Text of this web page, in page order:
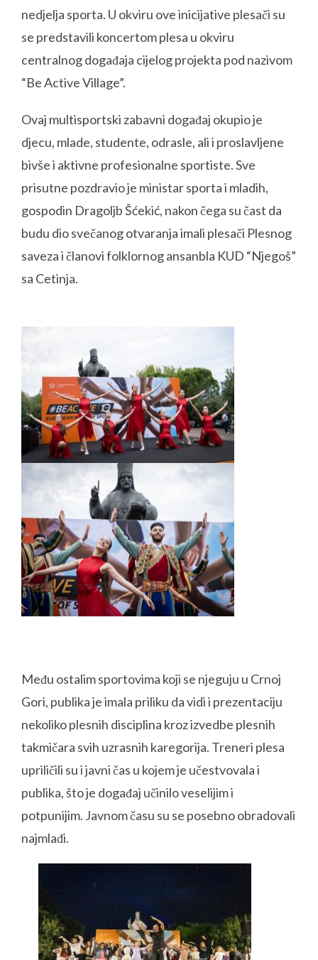
nedjelja sporta. U okviru ove inicijative plesači su
se predstavili koncertom plesa u okviru
centralnog događaja cijelog projekta pod nazivom
“Be Active Village”.
Ovaj multisportski zabavni događaj okupio je
djecu, mlade, studente, odrasle, ali i proslavljene
bivše i aktivne profesionalne sportiste. Sve
prisutne pozdravio je ministar sporta i mladih,
gospodin Dragoljb Šćekić, nakon čega su čast da
budu dio svečanog otvaranja imali plesači Plesnog
saveza i članovi folklornog ansanbla KUD “Njegoš”
sa Cetinja.
Među ostalim sportovima koji se njeguju u Crnoj
Gori, publika je imala priliku da vidi i prezentaciju
nekoliko plesnih disciplina kroz izvedbe plesnih
takmičara svih uzrasnih karegorija. Treneri plesa
upriličili su i javni čas u kojem je učestvovala i
publika, što je događaj učinilo veselijim i
potpunijim. Javnom času su se posebno obradovali
najmlađi.